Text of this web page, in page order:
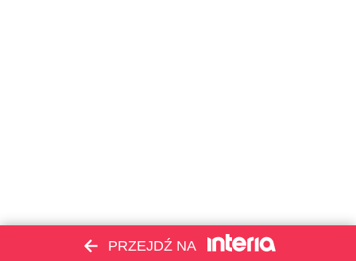
PRZEJDŹ NA